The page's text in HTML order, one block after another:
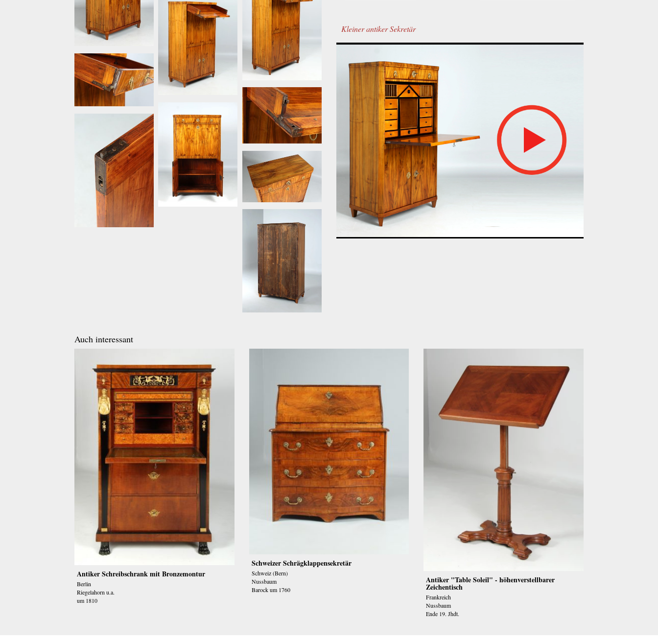
Kleiner antiker Sekretär
Auch interessant
Antiker Schreibschrank mit Bronzemontur
Berlin
Riegelahorn u.a.
um 1810
Schweizer Schrägklappensekretär
Schweiz (Bern)
Nussbaum
Barock um 1760
Antiker "Table Soleil" - höhenverstellbarer
Zeichentisch
Frankreich
Nussbaum
Ende 19. Jhdt.